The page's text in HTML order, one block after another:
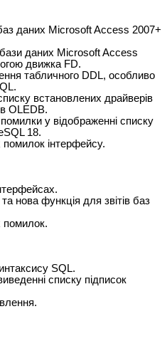
даних Microsoft Access 2007+
даних Microsoft Access
движка FD.
табличного DDL, особливо
встановлених драйверів
OLEDB.
у відображенні списку
18.
інтерфейсу.
нова функція для звітів баз
помилок.
SQL.
списку підписок